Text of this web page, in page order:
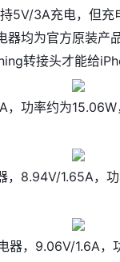
5V/3A充电，但充
器均为官方原装产
转接头才能给
，功率约为
，8.94V/1.65A，
器，9.06V/1.6A，